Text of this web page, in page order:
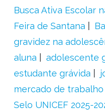
Busca Ativa Escolar
Feira de Santana
gravidez na
aluna
adolescente
estudante grávida
mercado de trabalho
Selo UNICEF 2025-